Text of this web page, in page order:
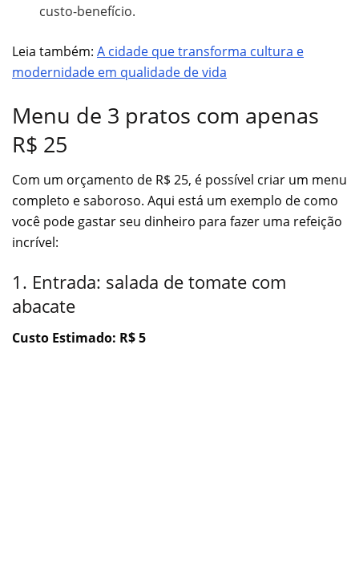
custo-benefício.
Leia também: A cidade que transforma cultura e
modernidade em qualidade de vida
Menu de 3 pratos com apenas
R$ 25
Com um orçamento de R$ 25, é possível criar um menu
completo e saboroso. Aqui está um exemplo de como
você pode gastar seu dinheiro para fazer uma refeição
incrível:
1. Entrada: salada de tomate com
abacate
Custo Estimado: R$ 5